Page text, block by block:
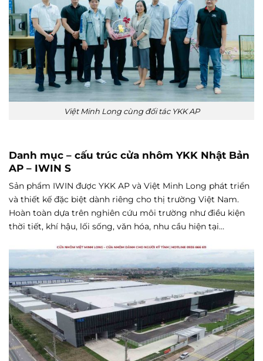
Việt Minh Long cùng đối tác YKK AP
Danh mục – cấu trúc cửa nhôm YKK Nhật Bản
AP – IWIN S
Sản phẩm IWIN được YKK AP và Việt Minh Long phát triển
và thiết kế đặc biệt dành riêng cho thị trường Việt Nam.
Hoàn toàn dựa trên nghiên cứu môi trường như điều kiện
thời tiết, khí hậu, lối sống, văn hóa, nhu cầu hiện tại…